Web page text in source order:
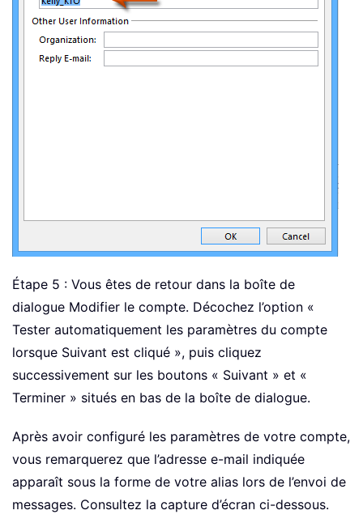
Étape 5 : Vous êtes de retour dans la boîte de
dialogue Modifier le compte. Décochez l’option «
Tester automatiquement les paramètres du compte
lorsque Suivant est cliqué », puis cliquez
successivement sur les boutons « Suivant » et «
Terminer » situés en bas de la boîte de dialogue.
Après avoir configuré les paramètres de votre compte,
vous remarquerez que l’adresse e-mail indiquée
apparaît sous la forme de votre alias lors de l’envoi de
messages. Consultez la capture d’écran ci-dessous.